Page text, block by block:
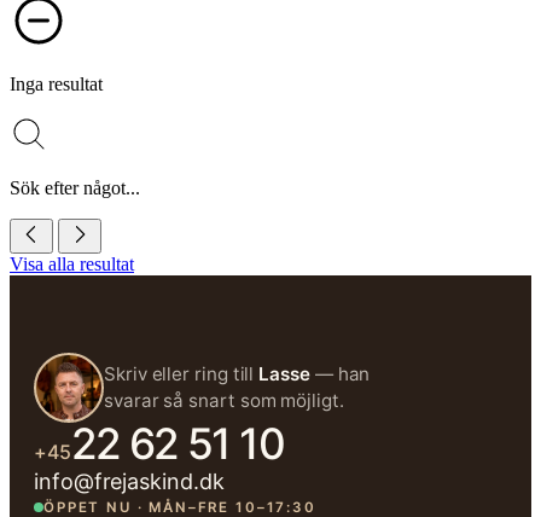
Inga resultat
Sök efter något...
Visa alla resultat
Skriv eller ring till Lasse— han
svarar så snart som möjligt.
+4522 62 51 10
info@frejaskind.dk
ÖPPET NU · MÅN–FRE 10–17:30